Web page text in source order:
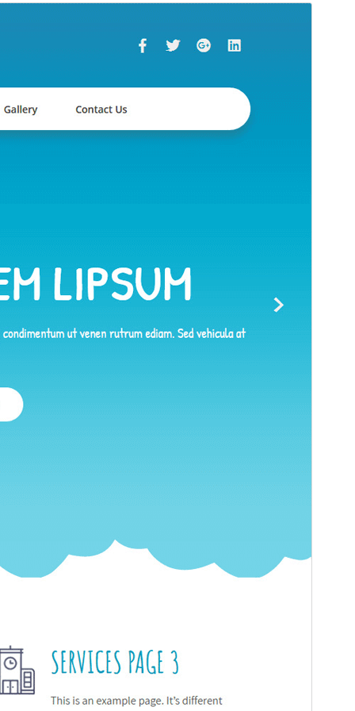
Ενεργές εγκαταστάσεις
Έκδοση WordPress
Αρχική σελίδα θέματος